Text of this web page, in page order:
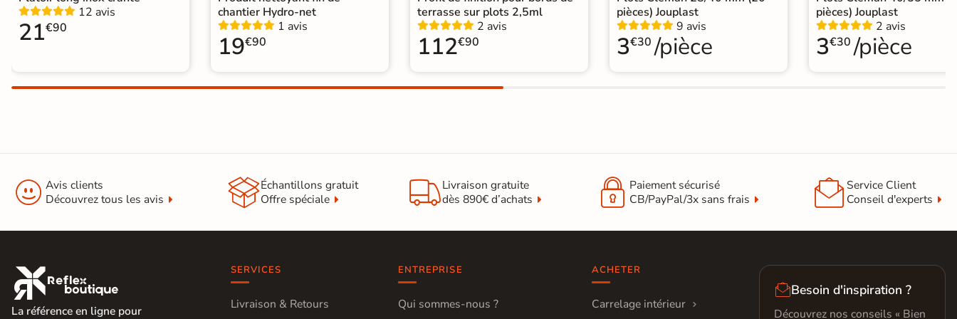
12 avis
21€90
chantier Hydro-net
1 avis
19€90
terrasse sur plots 2,5ml
2 avis
112€90
pièces) Jouplast
9 avis
3€30 /pièce
pièces) Jouplast
2 avis
3€30 /pièce
 Avis clients
Découvrez tous les avis
Échantillons gratuit
Offre spéciale
Livraison gratuite
dès 890€ d’achats
 Paiement sécurisé
CB/PayPal/3x sans frais
 Service Client
Conseil d'experts

La référence en ligne pour
SERVICES
Livraison & Retours
ENTREPRISE
Qui sommes-nous ?
ACHETER
Carrelage intérieur
Besoin d'inspiration ?
Découvrez nos conseils « Bien